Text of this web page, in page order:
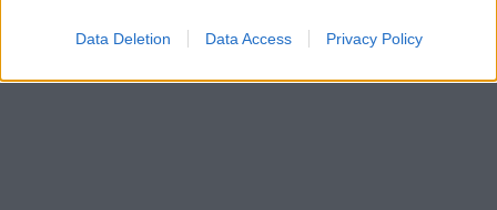
Data Deletion Data Access Privacy Policy